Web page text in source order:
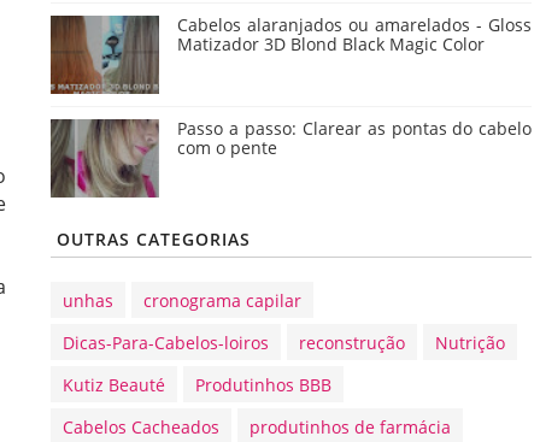
Cabelos alaranjados ou amarelados - Gloss
Matizador 3D Blond Black Magic Color
Passo a passo: Clarear as pontas do cabelo
com o pente
OUTRAS CATEGORIAS
unhas
cronograma capilar
Dicas-Para-Cabelos-loiros
reconstrução
Nutrição
Kutiz Beauté
Produtinhos BBB
Cabelos Cacheados
produtinhos de farmácia